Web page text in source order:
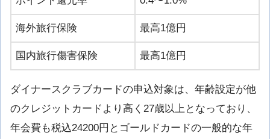
海外旅行保険 最高1億円
国内旅行傷害保険 最高1億円
ダイナースクラブカードの申込対象は、年齢設定が他
のクレジットカードより高く27歳以上となっており、
年会費も税込24200円とゴールドカードの一般的な年